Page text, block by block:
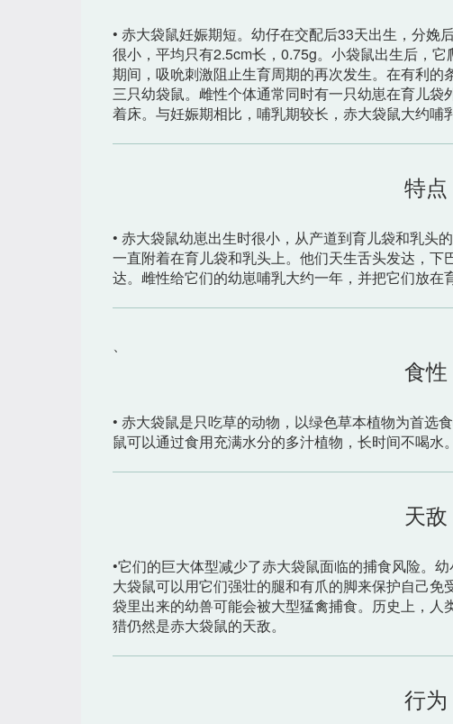
• 赤大袋鼠妊娠期短。幼仔在交配后33天出生，分娩
很小，平均只有2.5cm长，0.75g。小袋鼠出生后，
期间，吸吮刺激阻止生育周期的再次发生。在有利
三只幼袋鼠。雌性个体通常同时有一只幼崽在育儿
着床。与妊娠期相比，哺乳期较长，赤大袋鼠大约哺
特点
• 赤大袋鼠幼崽出生时很小，从产道到育儿袋和乳头
一直附着在育儿袋和乳头上。他们天生舌头发达，
达。雌性给它们的幼崽哺乳大约一年，并把它们放在
、
食性
• 赤大袋鼠是只吃草的动物，以绿色草本植物为首选
鼠可以通过食用充满水分的多汁植物，长时间不喝水。
天敌
•它们的巨大体型减少了赤大袋鼠面临的捕食风险。
大袋鼠可以用它们强壮的腿和有爪的脚来保护自己
袋里出来的幼兽可能会被大型猛禽捕食。历史上，
猎仍然是赤大袋鼠的天敌。
行为